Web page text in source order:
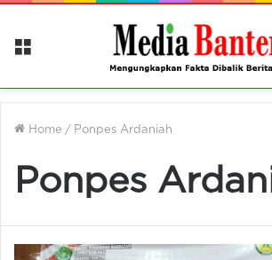
Menu
Home / Ponpes Ardaniah
Ponpes